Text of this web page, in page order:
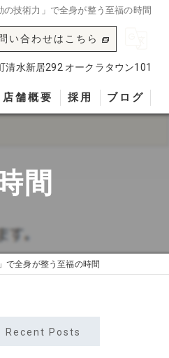
の技術力」で全身が整う至福の時間
い合わせはこちら
清水新居292 オークラタウン101
店舗概要 採用 ブログ
間
で全身が整う至福の時間
Recent Posts